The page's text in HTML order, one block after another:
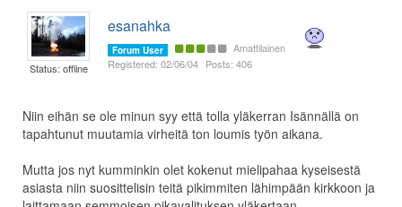
Status: offline
esanahka
Forum User
Amattilainen
Registered: 02/06/04 Posts: 406
Niin eihän se ole minun syy että tolla yläkerran Isännällä on
tapahtunut muutamia virheitä ton loumis työn aikana.
Mutta jos nyt kumminkin olet kokenut mielipahaa kyseisestä
asiasta niin suosittelisin teitä pikimmiten lähimpään kirkkoon ja